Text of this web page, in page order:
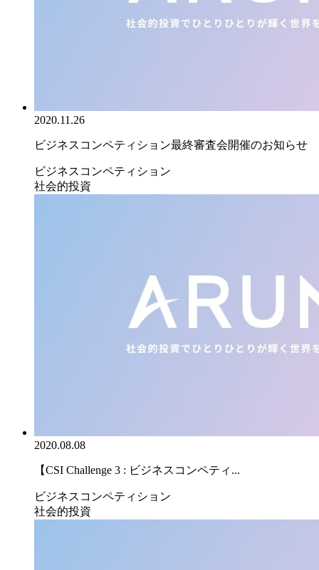
2020.11.26
ビジネスコンペティション最終審査会開催のお知らせ
ビジネスコンペティション
社会的投資
2020.08.08
【CSI Challenge 3 : ビジネスコンペティ...
ビジネスコンペティション
社会的投資